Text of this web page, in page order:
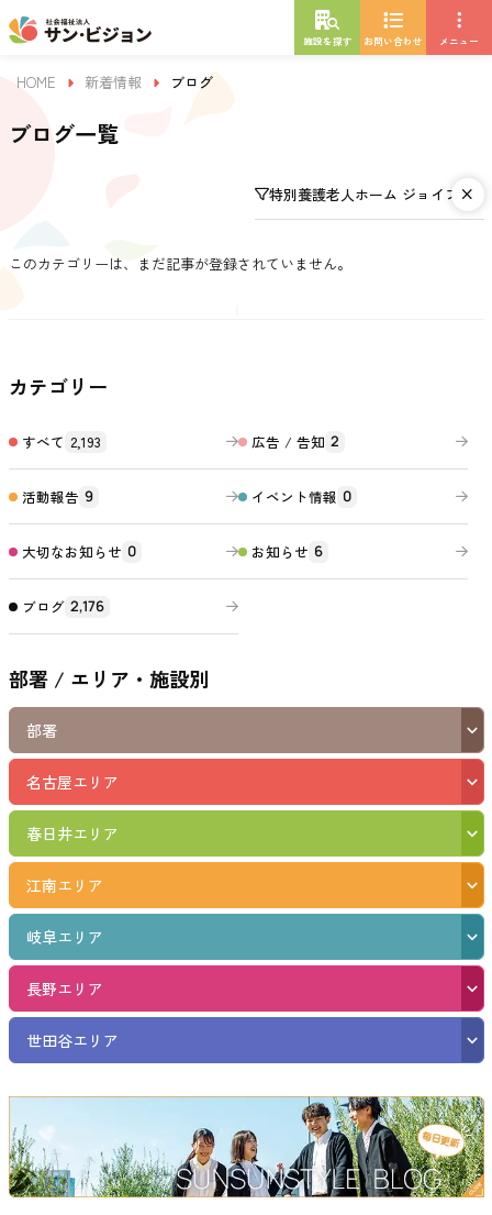
施設を探す お問い合わせ メニュー
HOME 新着情報 ブログ
ブログ一覧
特別養護老人ホーム ジョイフル布
このカテゴリーは、まだ記事が登録されていません。
カテゴリー
すべて 2,193 広告 / 告知 2
活動報告 9 イベント情報 0
大切なお知らせ 0 お知らせ 6
ブログ 2,176
部署 / エリア・施設別
部署
名古屋エリア
春日井エリア
江南エリア
岐阜エリア
長野エリア
世田谷エリア